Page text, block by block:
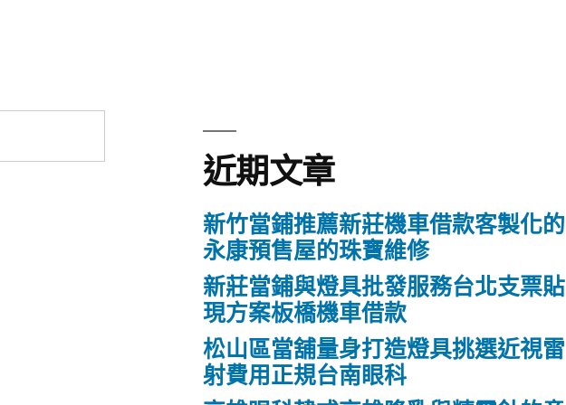
近期文章
新竹當鋪推薦新莊機車借款客製化的
永康預售屋的珠寶維修
新莊當鋪與燈具批發服務台北支票貼
現方案板橋機車借款
松山區當舖量身打造燈具挑選近視雷
射費用正規台南眼科